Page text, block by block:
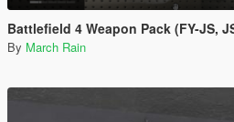
Battlefield 4 Weapon Pack (FY-JS,
By March Rain